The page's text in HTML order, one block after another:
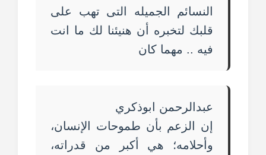
النسائم الجميله التى تهب على
قلبك لتخبره أن هنيئنا لك ما انت
فيه .. مهما كان
عبدالرحمن ابوذكري
إن الزعم بأن طموحات الإنسان،
وأحلامه؛ هي أكبر من قدراته،